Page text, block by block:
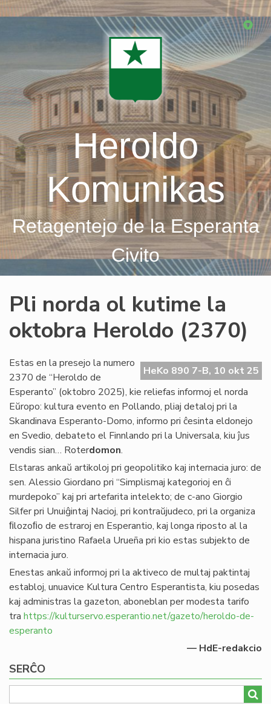
Skip
Heroldo
Komunikas
Retagentejo de la Esperanta
Civito
Pli norda ol kutime la
oktobra Heroldo (2370)
HeKo 890 7-B, 10 okt 25
Estas en la presejo la numero
2370 de “Heroldo de
Esperanto” (oktobro 2025), kie reliefas informoj el norda
Eŭropo: kultura evento en Pollando, pliaj detaloj pri la
Skandinava Esperanto-Domo, informo pri ĉesinta eldonejo
en Svedio, debateto el Finnlando pri la Universala, kiu ĵus
vendis sian… Roterdomon.
Elstaras ankaŭ artikoloj pri geopolitiko kaj internacia juro: de
sen. Alessio Giordano pri “Simplismaj kategorioj en ĉi
murdepoko” kaj pri artefarita intelekto; de c-ano Giorgio
Silfer pri Unuiĝintaj Nacioj, pri kontraŭjudeco, pri la organiza
ﬁlozoﬁo de estraroj en Esperantio, kaj longa riposto al la
hispana juristino Rafaela Urueña pri kio estas subjekto de
internacia juro.
Enestas ankaŭ informoj pri la aktiveco de multaj paktintaj
establoj, unuavice Kultura Centro Esperantista, kiu posedas
kaj administras la gazeton, aboneblan per modesta tarifo
tra https://kulturservo.esperantio.net/gazeto/heroldo-de-
esperanto
— HdE-redakcio
SERĈO